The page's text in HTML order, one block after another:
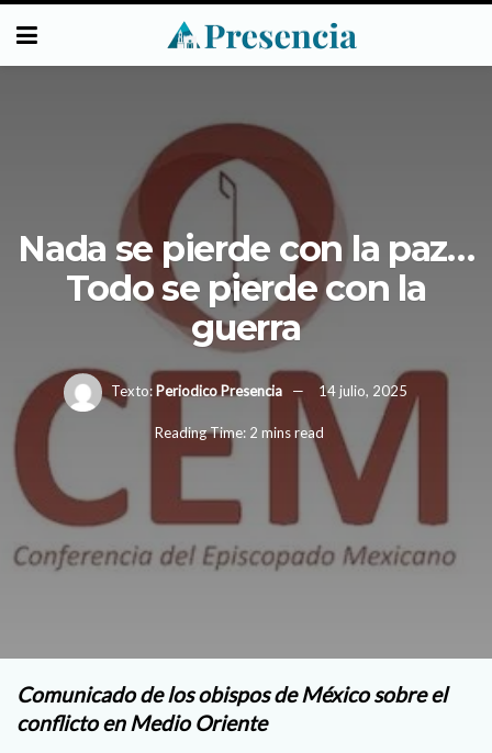
Nada se pierde con la paz…
Todo se pierde con la
guerra
Texto: Periodico Presencia 14 julio, 2025
Reading Time: 2 mins read
Comunicado de los obispos de México sobre el
conflicto en Medio Oriente